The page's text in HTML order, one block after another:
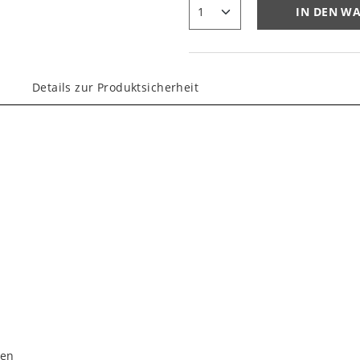
IN DEN
Details zur Produktsicherheit